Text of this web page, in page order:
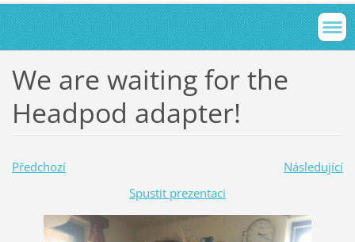
We are waiting for the
Headpod adapter!
Předchozí
Následující
Spustit prezentaci